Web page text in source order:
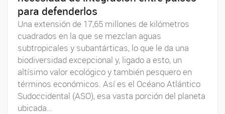
para defenderlos
Una extensión de 17,65 millones de kilómetros
cuadrados en la que se mezclan aguas
subtropicales y subantárticas, lo que le da una
biodiversidad excepcional y, ligado a esto, un
altísimo valor ecológico y también pesquero en
términos económicos. Así es el Océano Atlántico
Sudoccidental (ASO), esa vasta porción del planeta
ubicada...